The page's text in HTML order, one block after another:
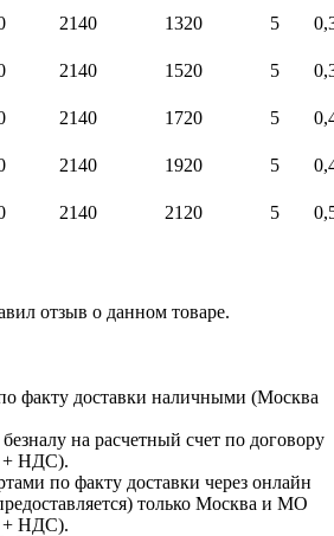
2140 1320 5
2140 1520 5
2140 1720 5
2140 1920 5
2140 2120 5
отзыв о данном товаре.
факту доставки наличными (Москва
на расчетный счет по договору
+ НДС).
по факту доставки через онлайн
только Москва и МО
+ НДС).